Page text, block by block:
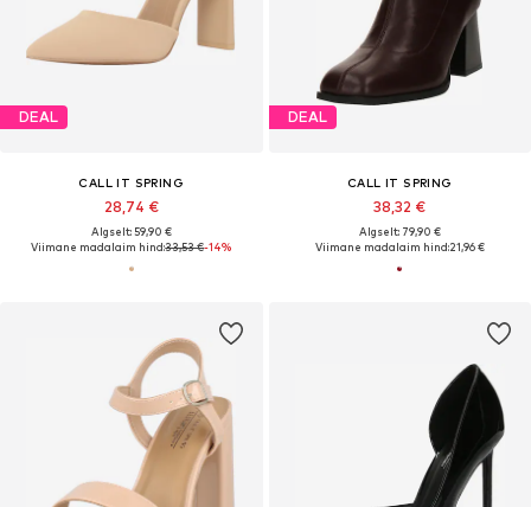
DEAL
CALL IT SPRING
28,74 €
Algselt: 59,90 €
Viimane madalaim hind:33,53 €-14%
DEAL
CALL IT SPRING
38,32 €
Algselt: 79,90 €
Viimane madalaim hind:21,96 €